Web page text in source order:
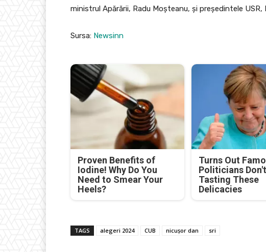
ministrul Apărării, Radu Moșteanu, și președintele USR,
Sursa: Newsinn
Proven Benefits of
Iodine! Why Do You
Need to Smear Your
Heels?
Turns Out
Politicians
Tasting These
Delicacies
TAGS alegeri 2024 CUB nicușor dan sri